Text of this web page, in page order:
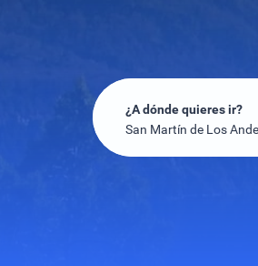
¿A dónde quieres ir?
San Martín de Los